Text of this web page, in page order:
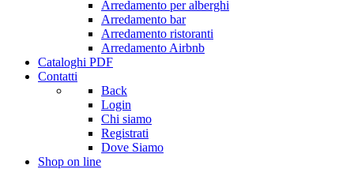
Arredamento per alberghi
Arredamento bar
Arredamento ristoranti
Arredamento Airbnb
Cataloghi PDF
Contatti
Back
Login
Chi siamo
Registrati
Dove Siamo
Shop on line